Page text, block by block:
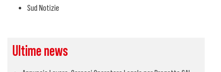
Sud Notizie
Ultime news